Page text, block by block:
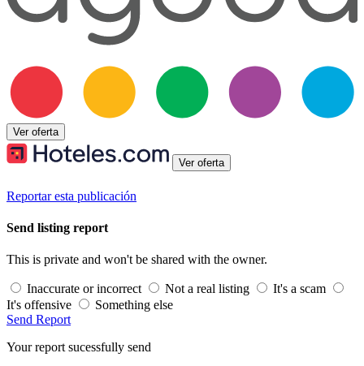
Ver oferta
Ver oferta
Reportar esta publicación
Send listing report
This is private and won't be shared with the owner.
Inaccurate or incorrect Not a real listing
It's a scam
It's offensive
Something else
Send Report
Your report sucessfully send